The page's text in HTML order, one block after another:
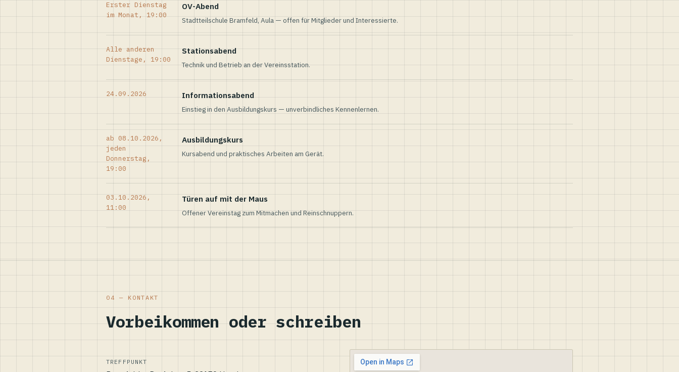
Erster Dienstag
im Monat, 19:00
OV-Abend
Stadtteilschule Bramfeld, Aula — offen für Mitglieder und Interessierte.
Alle anderen
Dienstage, 19:00
Stationsabend
Technik und Betrieb an der Vereinsstation.
24.09.2026 Informationsabend
Einstieg in den Ausbildungskurs — unverbindliches Kennenlernen.
ab 08.10.2026,
jeden
Donnerstag,
19:00
Ausbildungskurs
Kursabend und praktisches Arbeiten am Gerät.
03.10.2026,
11:00
Türen auf mit der Maus
Offener Vereinstag zum Mitmachen und Reinschnuppern.
04 — KONTAKT
Vorbeikommen oder schreiben
TREFFPUNKT